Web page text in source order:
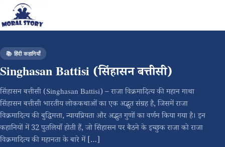
📚 हिंदी कहानियाँ
Singhasan Battisi (सिंहासन बत्तीसी)
सिंहासन बत्तीसी (Singhasan Battisi) – राजा विक्रमादित्य की महान गाथा
सिंहासन बत्तीसी भारतीय लोककथाओं का एक अद्भुत संग्रह है, जिसमें राजा
विक्रमादित्य की बुद्धिमत्ता, न्यायप्रियता और अद्भुत गुणों का वर्णन किया गया है। इन
कहानियों में 32 पुतलियाँ होती हैं, जो सिंहासन पर बैठने के इच्छुक राजा को राजा
विक्रमादित्य की महानता के बारे में […]